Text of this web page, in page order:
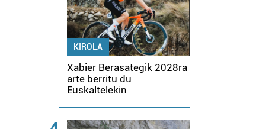
KIROLA
Xabier Berasategik 2028ra
arte berritu du
Euskaltelekin